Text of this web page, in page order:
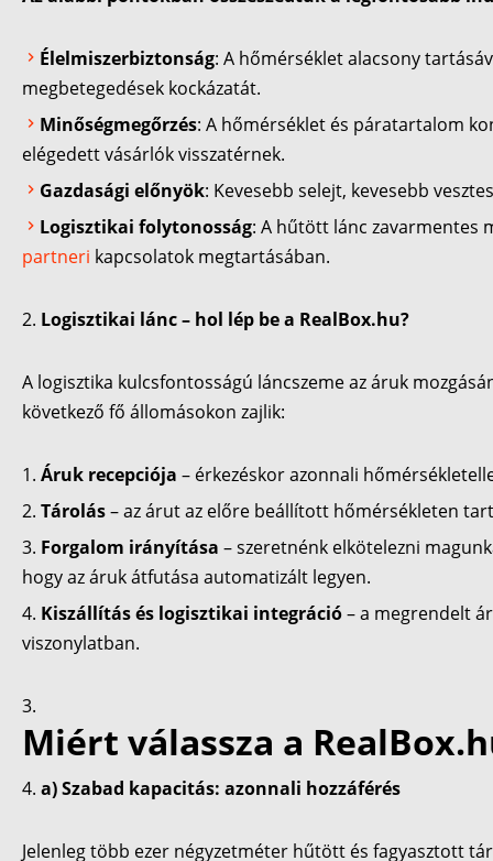
Élelmiszerbiztonság: A hőmérséklet alacsony
megbetegedések kockázatát.
Minőségmegőrzés: A hőmérséklet és páratartalom
elégedett vásárlók visszatérnek.
Gazdasági előnyök: Kevesebb selejt, kevesebb
Logisztikai folytonosság: A hűtött lánc zavarmentes
partneri kapcsolatok megtartásában.
Logisztikai lánc – hol lép be a RealBox.hu?
A logisztika kulcsfontosságú láncszeme az áruk
következő fő állomásokon zajlik:
Áruk recepciója – érkezéskor azonnali
Tárolás– az árut az előre beállított hőmérsékleten
Forgalom irányítása – szeretnénk elkötelezni
hogy az áruk átfutása automatizált legyen.
Kiszállítás és logisztikai integráció– a megrendelt
viszonylatban.
Miért válassza a
a) Szabad kapacitás: azonnali hozzáférés
Jelenleg több ezer négyzetméter hűtött és fagyasztott